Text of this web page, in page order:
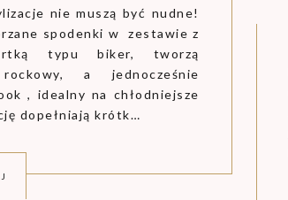
nie muszą być nudne!
spodenki w zestawie z
typu biker, tworzą
a jednocześnie
, idealny na chłodniejsze
dopełniają krótk…